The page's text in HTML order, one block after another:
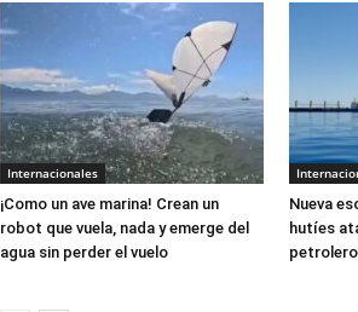
Internacionales
¡Como un ave marina! Crean un
robot que vuela, nada y emerge del
agua sin perder el vuelo
Nueva
hutíes